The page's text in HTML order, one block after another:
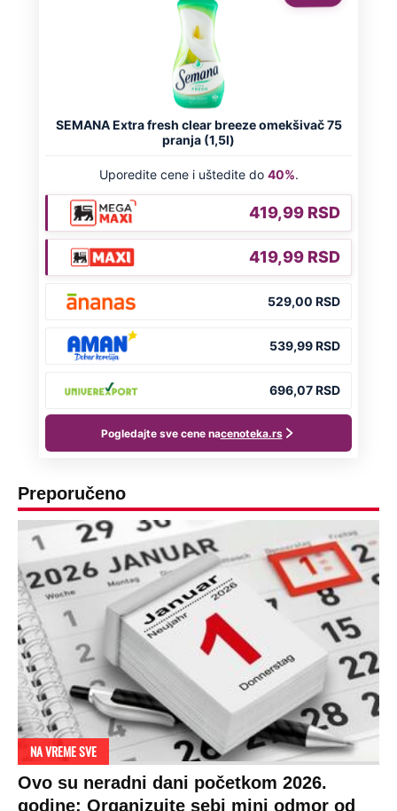
Preporučeno
NA VREME SVE
Ovo su neradni dani početkom 2026.
godine: Organizujte sebi mini odmor od